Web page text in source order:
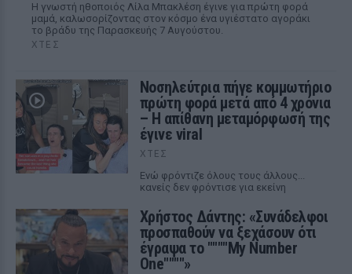
Η γνωστή ηθοποιός Λίλα Μπακλέση έγινε για πρώτη φορά
μαμά, καλωσορίζοντας στον κόσμο ένα υγιέστατο αγοράκι
το βράδυ της Παρασκευής 7 Αυγούστου.
ΧΤΕΣ
Νοσηλεύτρια πήγε κομμωτήριο
πρώτη φορά μετά από 4 χρόνια
– Η απίθανη μεταμόρφωσή της
έγινε viral
ΧΤΕΣ
Ενώ φρόντιζε όλους τους άλλους...
κανείς δεν φρόντισε για εκείνη
Χρήστος Δάντης: «Συνάδελφοι
προσπαθούν να ξεχάσουν ότι
έγραψα το """"My Number
One""""»